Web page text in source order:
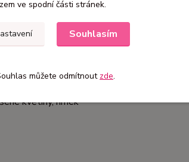
květiny, hrnek
ve spodní části stránek.
Souhlasím
můžete odmítnout zde.